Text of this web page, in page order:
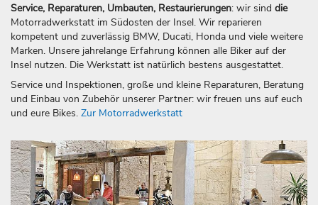
Service, Reparaturen, Umbauten, Restaurierungen: wir sind die
Motorradwerkstatt im Südosten der Insel. Wir reparieren
kompetent und zuverlässig BMW, Ducati, Honda und viele weitere
Marken. Unsere jahrelange Erfahrung können alle Biker auf der
Insel nutzen. Die Werkstatt ist natürlich bestens ausgestattet.
Service und Inspektionen, große und kleine Reparaturen, Beratung
und Einbau von Zubehör unserer Partner: wir freuen uns auf euch
und eure Bikes. Zur Motorradwerkstatt